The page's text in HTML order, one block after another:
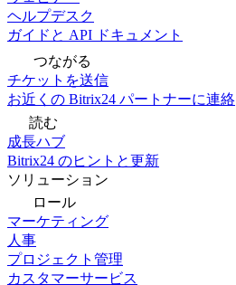
ヘルプデスク
ガイドと API ドキュメント
つながる
チケットを送信
お近くの Bitrix24 パートナーに連絡
読む
成長ハブ
Bitrix24 のヒントと更新
ソリューション
ロール
マーケティング
人事
プロジェクト管理
カスタマーサービス